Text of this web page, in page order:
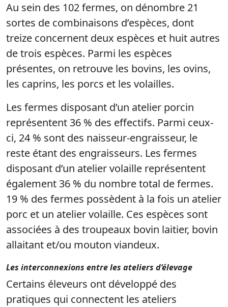
Au sein des 102 fermes, on dénombre 21
sortes de combinaisons d’espèces, dont
treize concernent deux espèces et huit autres
de trois espèces. Parmi les espèces
présentes, on retrouve les bovins, les ovins,
les caprins, les porcs et les volailles.
Les fermes disposant d’un atelier porcin
représentent 36 % des effectifs. Parmi ceux-
ci, 24 % sont des naisseur-engraisseur, le
reste étant des engraisseurs. Les fermes
disposant d’un atelier volaille représentent
également 36 % du nombre total de fermes.
19 % des fermes possèdent à la fois un atelier
porc et un atelier volaille. Ces espèces sont
associées à des troupeaux bovin laitier, bovin
allaitant et/ou mouton viandeux.
Les interconnexions entre les ateliers d’élevage
Certains éleveurs ont développé des
pratiques qui connectent les ateliers